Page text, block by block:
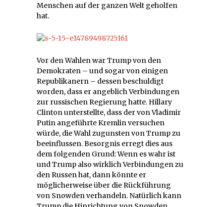
Menschen auf der ganzen Welt geholfen
hat.
Vor den Wahlen war Trump von den
Demokraten – und sogar von einigen
Republikanern – dessen beschuldigt
worden, dass er angeblich Verbindungen
zur russischen Regierung hatte. Hillary
Clinton unterstellte, dass der von Vladimir
Putin angeführte Kremlin versuchen
würde, die Wahl zugunsten von Trump zu
beeinflussen. Besorgnis erregt dies aus
dem folgenden Grund: Wenn es wahr ist
und Trump also wirklich Verbindungen zu
den Russen hat, dann könnte er
möglicherweise über die Rückführung
von Snowden verhandeln. Natürlich kann